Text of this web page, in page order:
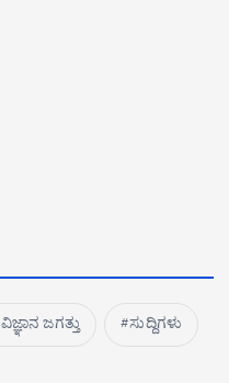
ವಿಜ್ಞಾನ ಜಗತ್ತು ಸುದ್ದಿಗಳು